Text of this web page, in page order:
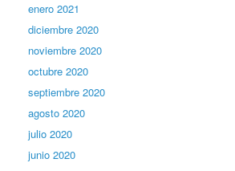
enero 2021
diciembre 2020
noviembre 2020
octubre 2020
septiembre 2020
agosto 2020
julio 2020
junio 2020